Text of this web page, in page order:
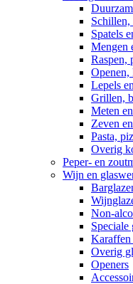
Schillen,
Spatels
Mengen
Raspen,
Openen,
Lepels
Grillen,
Meten
Zeven
Pasta,
Overig
Peper- en
Wijn en
Non-
Speciale
Karaffen
Overig
Openers